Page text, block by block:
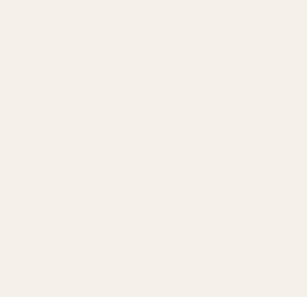
dla Twojego wnętrza